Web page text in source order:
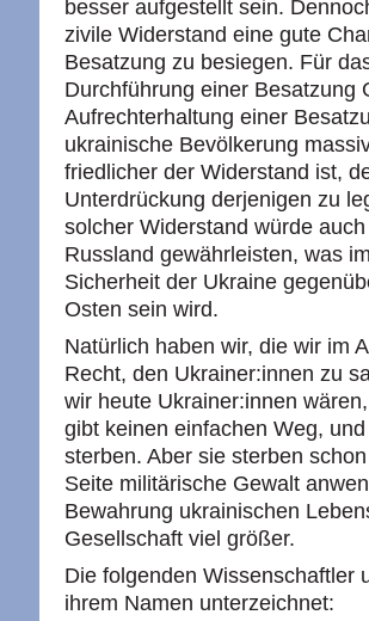
besser aufgestellt sein.
zivile Widerstand eine gute
Besatzung zu besiegen. Für
Durchführung einer Besatzung
Aufrechterhaltung einer
ukrainische Bevölkerung
friedlicher der Widerstand ist,
Unterdrückung derjenigen zu
solcher Widerstand würde
Russland gewährleisten, was
Sicherheit der Ukraine
Osten sein wird.
Natürlich haben wir, die wir im
Recht, den Ukrainer:innen zu
wir heute Ukrainer:innen
gibt keinen einfachen Weg,
sterben. Aber sie sterben
Seite militärische Gewalt
Bewahrung ukrainischen
Gesellschaft viel größer.
Die folgenden Wissenschaftler
ihrem Namen unterzeichnet: